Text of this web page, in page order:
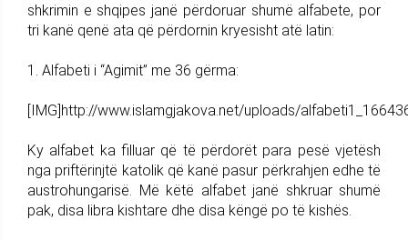
shkrimin e shqipes janë përdoruar shumë alfabete, por
tri kanë qenë ata që përdornin kryesisht atë latin:
1. Alfabeti i “Agimit” me 36 gërma:
[IMG]http://www.islamgjakova.net/uploads/
Ky alfabet ka filluar që të përdorët para pesë vjetësh
nga priftërinjtë katolik që kanë pasur përkrahjen edhe të
austrohungarisë. Më këtë alfabet janë shkruar shumë
pak, disa libra kishtare dhe disa këngë po të kishës.